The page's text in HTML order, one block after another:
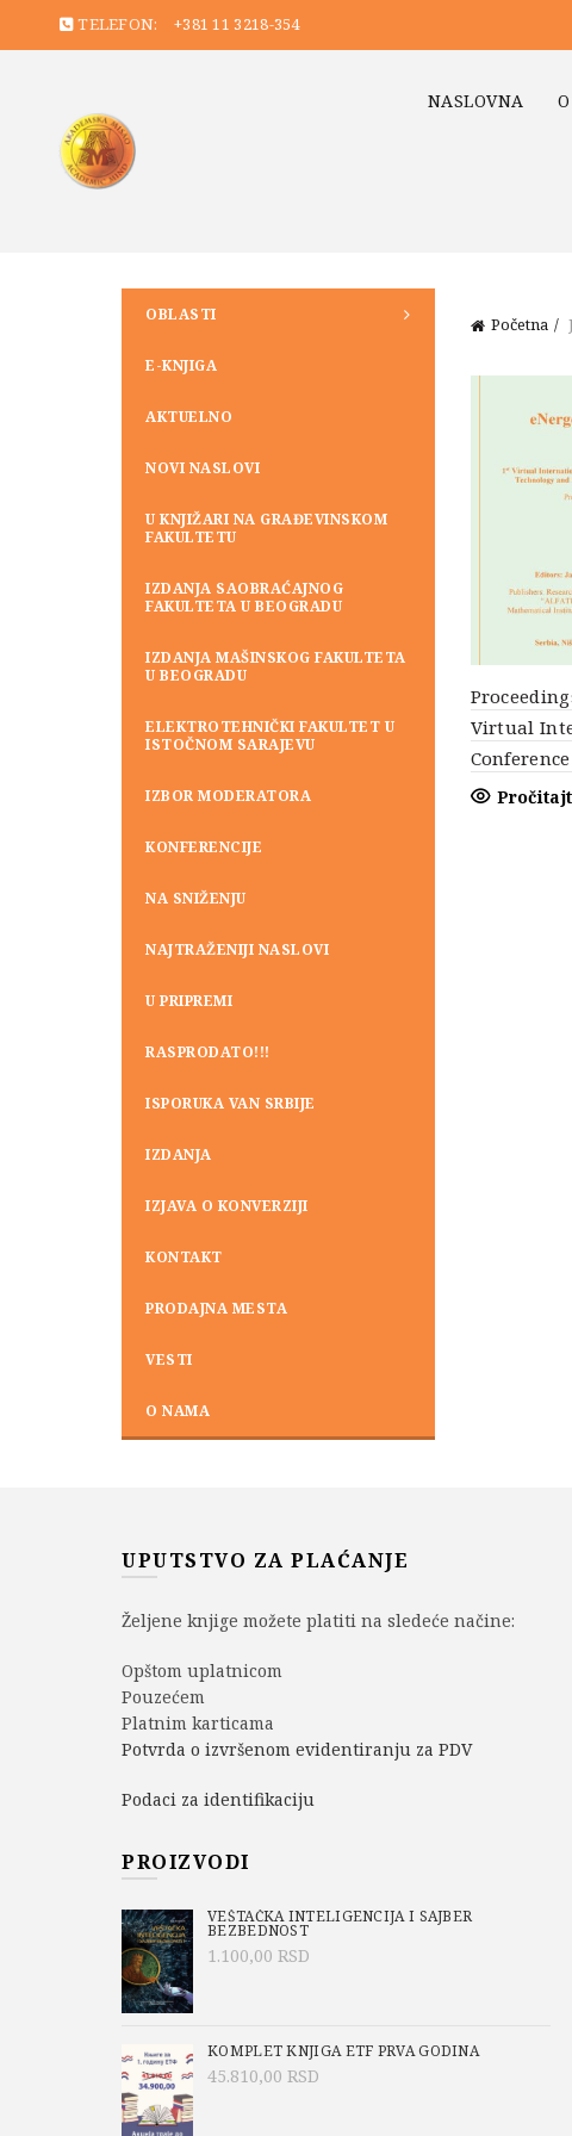
TELEFON: +381 11 3218-354
NASLOVNA
Početna
Virtual
OBLASTI
E-KNJIGA
AKTUELNO
NOVI NASLOVI
U KNJIŽARI NA GRAĐEVINSKOM
FAKULTETU
IZDANJA SAOBRAĆAJNOG
FAKULTETA U BEOGRADU
IZDANJA MAŠINSKOG FAKULTETA
U BEOGRADU
ELEKTROTEHNIČKI FAKULTET U
ISTOČNOM SARAJEVU
IZBOR MODERATORA
KONFERENCIJE
NA SNIŽENJU
NAJTRAŽENIJI NASLOVI
U PRIPREMI
RASPRODATO!!!
ISPORUKA VAN SRBIJE
IZDANJA
IZJAVA O KONVERZIJI
KONTAKT
PRODAJNA MESTA
VESTI
O NAMA
UPUTSTVO ZA PLAĆANJE
Željene knjige možete platiti na sledeće načine:
Opštom uplatnicom
Pouzećem
Platnim karticama
Potvrda o izvršenom evidentiranju za PDV
Podaci za identifikaciju
PROIZVODI
VEŠTAČKA INTELIGENCIJA I SAJBER
BEZBEDNOST
1.100,00 RSD
KOMPLET KNJIGA ETF PRVA GODINA
45.810,00 RSD